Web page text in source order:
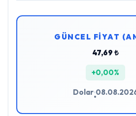
GÜNCEL FİYAT
47,69 ₺
+0,00%
Dolar
•